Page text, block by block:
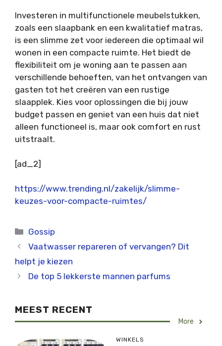
Investeren in multifunctionele meubelstukken,
zoals een slaapbank en een kwalitatief matras,
is een slimme zet voor iedereen die optimaal wil
wonen in een compacte ruimte. Het biedt de
flexibiliteit om je woning aan te passen aan
verschillende behoeften, van het ontvangen van
gasten tot het creëren van een rustige
slaapplek. Kies voor oplossingen die bij jouw
budget passen en geniet van een huis dat niet
alleen functioneel is, maar ook comfort en rust
uitstraalt.
[ad_2]
https://www.trending.nl/zakelijk/slimme-
keuzes-voor-compacte-ruimtes/
Categorieën
Gossip
Vaatwasser repareren of vervangen? Dit
helpt je kiezen
De top 5 lekkerste mannen parfums
MEEST RECENT
More
WINKELS